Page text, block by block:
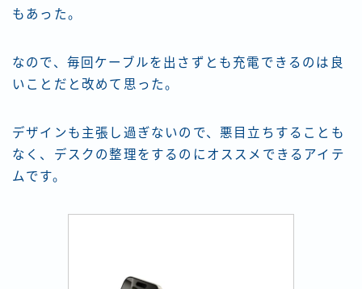
もあった。
なので、毎回ケーブルを出さずとも充電できるのは良
いことだと改めて思った。
デザインも主張し過ぎないので、悪目立ちすることも
なく、デスクの整理をするのにオススメできるアイテ
ムです。